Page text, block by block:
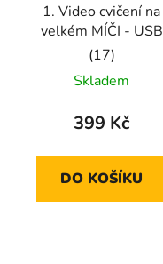
1. Video cvičení na
velkém MÍČI - USB
fleška
Průměrné
hodnocení
produktu
5,0
z
Skladem
399 Kč
DO KOŠÍKU